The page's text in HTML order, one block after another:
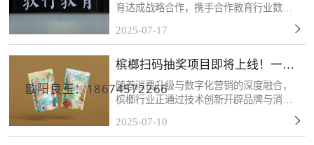
欧阳良玉：18674572266
育达成战略合作，携手合作教育行业数字
目。此次应用系统的开发主要为敦行教育
撑。感谢客户的信任和...
2025-07-17
槟榔扫码抽奖项目即将上线！一物
一码，精准触达！
随着消费升级与数字化营销的深度融合，
槟榔行业正通过技术创新开辟品牌与消费
目将于近期上线，该活动以“一物一码”技
2025-07-10